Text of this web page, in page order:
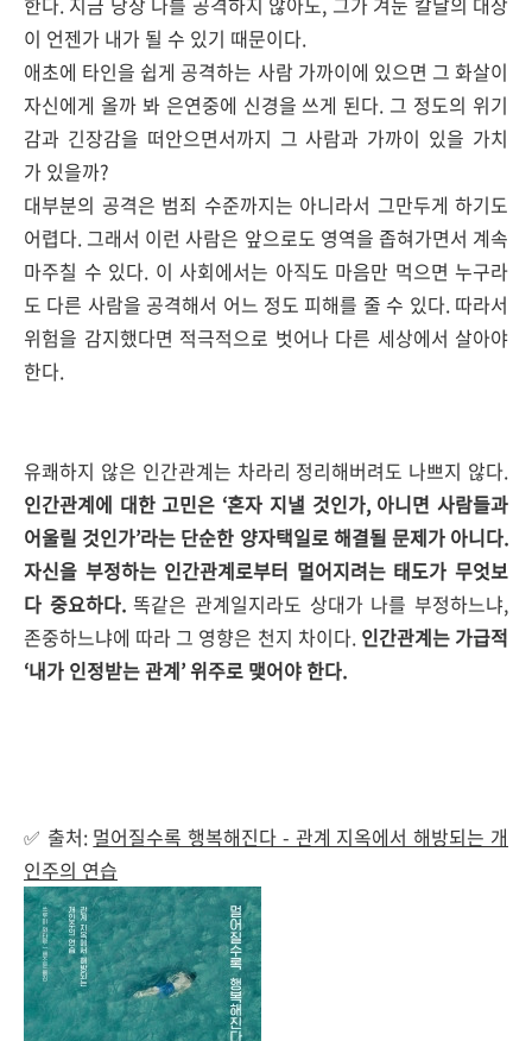
이 언젠가 내가 될 수 있기 때문이다.
애초에 타인을 쉽게 공격하는 사람 가까이에 있으면 그 화살이
자신에게 올까 봐 은연중에 신경을 쓰게 된다. 그 정도의 위기
감과 긴장감을 떠안으면서까지 그 사람과 가까이 있을 가치
가 있을까?
대부분의 공격은 범죄 수준까지는 아니라서 그만두게 하기도
어렵다. 그래서 이런 사람은 앞으로도 영역을 좁혀가면서 계속
마주칠 수 있다. 이 사회에서는 아직도 마음만 먹으면 누구라
도 다른 사람을 공격해서 어느 정도 피해를 줄 수 있다. 따라서
위험을 감지했다면 적극적으로 벗어나 다른 세상에서 살아야
한다.
유쾌하지 않은 인간관계는 차라리 정리해버려도 나쁘지 않다.
인간관계에 대한 고민은 ‘혼자 지낼 것인가, 아니면 사람들과
어울릴 것인가’라는 단순한 양자택일로 해결될 문제가 아니다.
자신을 부정하는 인간관계로부터 멀어지려는 태도가 무엇보
다 중요하다.똑같은 관계일지라도 상대가 나를 부정하느냐,
존중하느냐에 따라 그 영향은 천지 차이다. 인간관계는 가급적
‘내가 인정받는 관계’ 위주로 맺어야 한다.
✅ 출처: 멀어질수록 행복해진다 - 관계 지옥에서 해방되는 개
인주의 연습